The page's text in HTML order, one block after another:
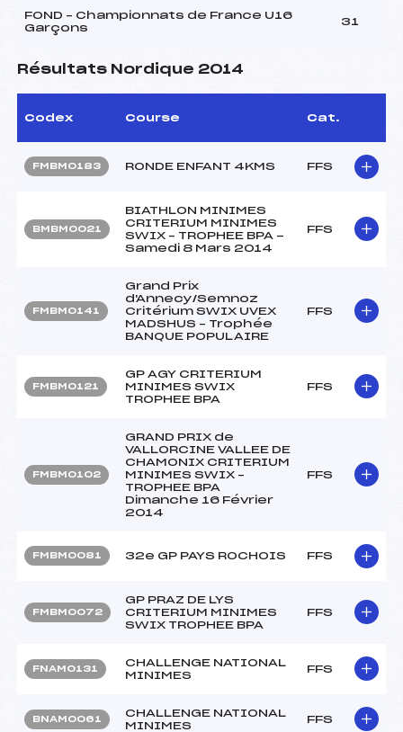
FOND – Championnats de France U16
Garçons
31
Résultats Nordique 2014
Codex Course Cat.
FMBM0183 RONDE ENFANT 4KMS FFS
BMBM0021
BIATHLON MINIMES
CRITERIUM MINIMES
SWIX – TROPHEE BPA -
Samedi 8 Mars 2014
FFS
FMBM0141
Grand Prix
d'Annecy/Semnoz
Critérium SWIX UVEX
MADSHUS – Trophée
BANQUE POPULAIRE
FFS
FMBM0121
GP AGY CRITERIUM
MINIMES SWIX
TROPHEE BPA
FFS
FMBM0102
GRAND PRIX de
VALLORCINE VALLEE DE
CHAMONIX CRITERIUM
MINIMES SWIX –
TROPHEE BPA
Dimanche 16 Février
2014
FFS
FMBM0081 32e GP PAYS ROCHOIS FFS
FMBM0072
GP PRAZ DE LYS
CRITERIUM MINIMES
SWIX TROPHEE BPA
FFS
FNAM0131
CHALLENGE NATIONAL
MINIMES
FFS
BNAM0061
CHALLENGE NATIONAL
MINIMES
FFS